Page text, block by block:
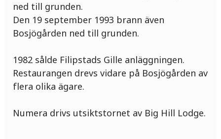
ned till grunden.
Den 19 september 1993 brann även
Bosjögården ned till grunden.
1982 sålde Filipstads Gille anläggningen.
Restaurangen drevs vidare på Bosjögården av
flera olika ägare.
Numera drivs utsiktstornet av Big Hill Lodge.